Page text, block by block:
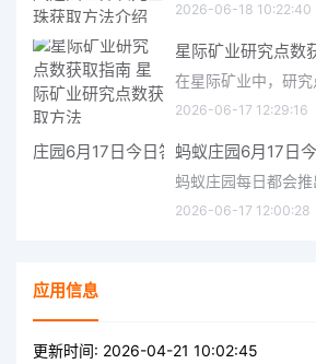
2026-06-18 10:22:40
在星际矿业中，研
2026-06-17 12:29:16
蚂蚁庄园6月17日
蚂蚁庄园每日都会推
2026-06-17 12:00:28
应用信息
更新时间: 2026-04-21 10:02:45